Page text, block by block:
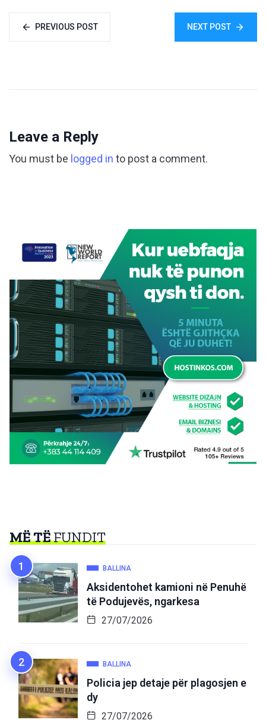
PREVIOUS POST NEXT POST
Leave a Reply
You must be logged in to post a comment.
MË TËFUNDIT
BALLINA
Aksidentohet kamioni në Penuhë
të Podujevës, ngarkesa
27/07/2026
BALLINA
Policia jep detaje për plagosjen e
dy
27/07/2026